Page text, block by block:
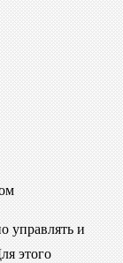
управлять и
этого